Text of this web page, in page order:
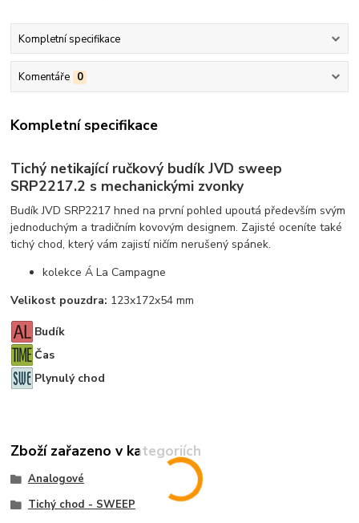
Kompletní specifikace
Komentáře 0
Kompletní specifikace
Tichý netikající ručkový budík JVD sweep
SRP2217.2 s mechanickými zvonky
Budík JVD SRP2217 hned na první pohled upoutá především svým
jednoduchým a tradičním kovovým designem. Zajisté oceníte také
tichý chod, který vám zajistí ničím nerušený spánek.
kolekce Á La Campagne
Velikost pouzdra: 123x172x54 mm
Budík
Čas
Plynulý chod
Zboží zařazeno v kategoriích
Analogové
Tichý chod - SWEEP